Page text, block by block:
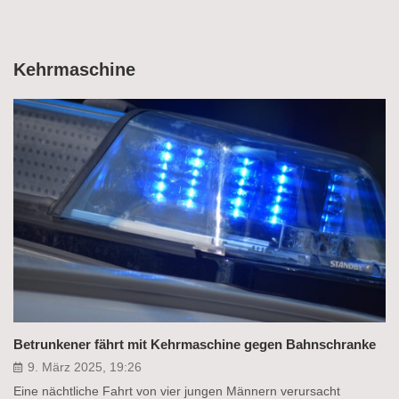
Kehrmaschine
Betrunkener fährt mit Kehrmaschine gegen Bahnschranke
9. März 2025, 19:26
Eine nächtliche Fahrt von vier jungen Männern verursacht